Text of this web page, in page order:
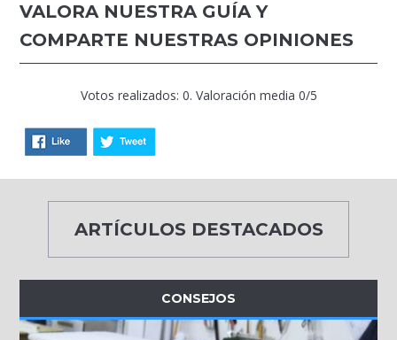
VALORA NUESTRA GUÍA Y
COMPARTE NUESTRAS OPINIONES
Votos realizados: 0. Valoración media 0/5
ARTÍCULOS DESTACADOS
CONSEJOS